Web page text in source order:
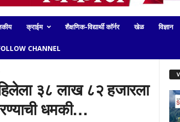
क्राईम शैक्षणिक-विद्यार्थी काॅर्नर खेळ विज्ञान
CHANNEL
३८ लाख ८२ हजारला
धमकी…